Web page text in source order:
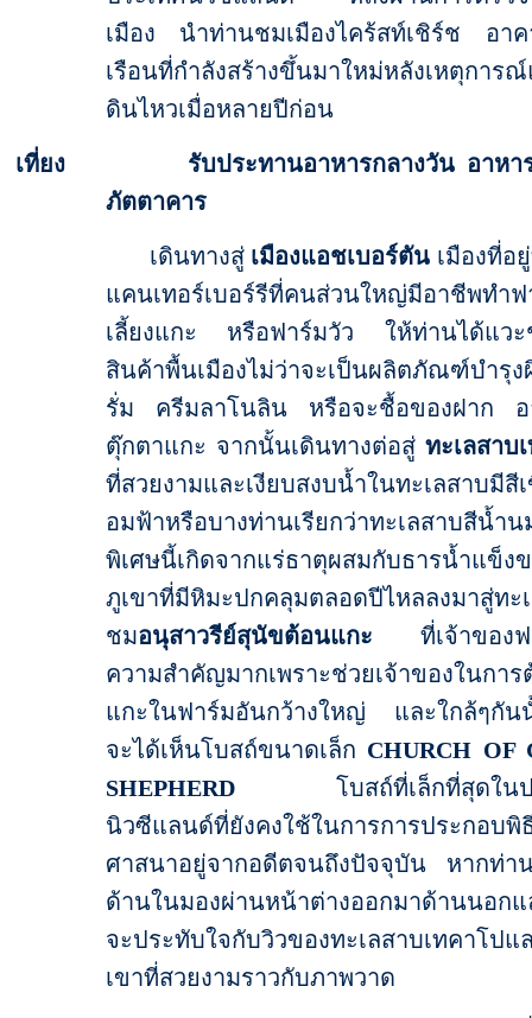
เมือง นำท่านชมเมืองไคร้สท์เชิร์ช อาค
เรือนที่กำลังสร้างขึ้นมาใหม่หลังเหตุการ
ดินไหวเมื่อหลายปีก่อน
เที่ยง รับประทานอาหารกลางวัน อาหา
ภัตตาคาร
เดินทางสู่เมืองแอชเบอร์ตัน เมืองที่อ
แคนเทอร์เบอร์รีที่คนส่วนใหญ่มีอาชีพทำฟ
เลี้ยงแกะ หรือฟาร์มวัว ให้ท่านได้แวะ
สินค้าพื้นเมืองไม่ว่าจะเป็นผลิตภัณฑ์บำรุ
รั่ม ครีมลาโนลิน หรือจะชื้อของฝาก อ
ตุ๊กตาแกะ จากนั้นเดินทางต่อสู่ทะเลสาบ
ที่สวยงามและเงียบสงบน้ำในทะเลสาบมีสี
อมฟ้าหรือบางท่านเรียกว่าทะเลสาบสี
พิเศษนี้เกิดจากแร่ธาตุผสมกับธารน้ำแข็ง
ภูเขาที่มีหิมะปกคลุมตลอดปีไหลลงมาสู่ทะ
ชมอนุสาวรีย์สุนัขต้อนแกะ ที่เจ้าของฟ
ความสำคัญมากเพราะช่วยเจ้าของในการ
แกะในฟาร์มอันกว้างใหญ่ และใกล้ๆกัน
จะได้เห็นโบสถ์ขนาดเล็ก CHURCH OF
SHEPHERDโบสถ์ที่เล็กที่สุดใน
นิวซีแลนด์ที่ยังคงใช้ในการการประกอบพิ
ศาสนาอยู่จากอดีตจนถึงปัจจุบัน หากท่า
ด้านในมองผ่านหน้าต่างออกมาด้านนอก
จะประทับใจกับวิวของทะเลสาบเทคาโปแ
เขาที่สวยงามราวกับภาพวาด